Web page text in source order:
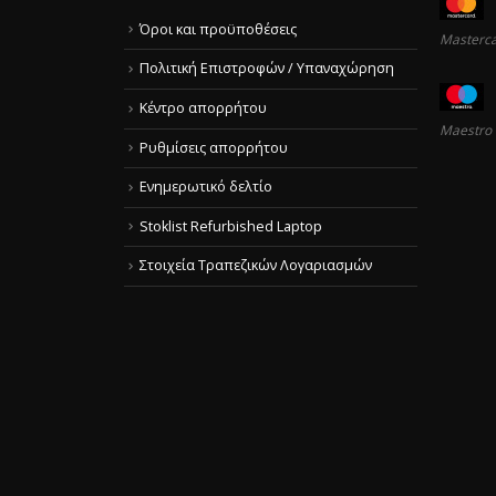
Όροι και προϋποθέσεις
Πολιτική Επιστροφών / Υπαναχώρηση
Κέντρο απορρήτου
Ρυθμίσεις απορρήτου
Ενημερωτικό δελτίο
Stoklist Refurbished Laptop
Στοιχεία Τραπεζικών Λογαριασμών
Maestro